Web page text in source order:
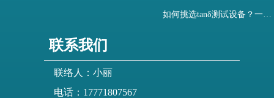
如何挑选tanδ测试设备？一文掌握高压介质损耗测试仪采购核心
联系我们
联络人：小丽
电话：17771807567